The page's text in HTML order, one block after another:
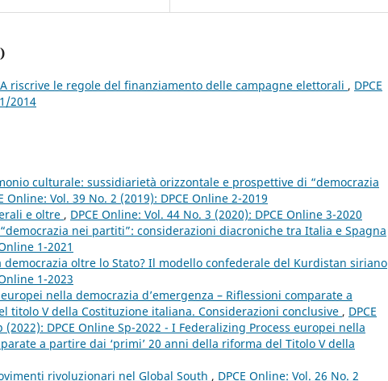
riscrive le regole del finanziamento delle campagne elettorali , DPCE
2014
culturale: sussidiarietà orizzontale e prospettive di “democrazia
Online: Vol. 39 No. 2 (2019): DPCE Online 2-2019
e oltre , DPCE Online: Vol. 44 No. 3 (2020): DPCE Online 3-2020
nei partiti”: considerazioni diacroniche tra Italia e Spagna
1-2021
democrazia oltre lo Stato? Il modello confederale del Kurdistan siriano
1-2023
nella democrazia d’emergenza – Riflessioni comparate a
titolo V della Costituzione italiana. Considerazioni conclusive , DPCE
(2022): DPCE Online Sp-2022 - I Federalizing Process europei nella
a partire dai ‘primi’ 20 anni della riforma del Titolo V della
rivoluzionari nel Global South , DPCE Online: Vol. 26 No. 2